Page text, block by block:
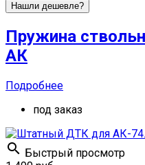
Нашли дешевле?
Пружина
АК
Подробнее
под заказ
 Быстрый просмотр